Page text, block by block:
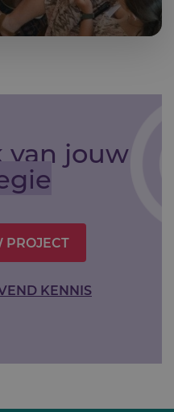
van jouw
PROJECT
KENNIS